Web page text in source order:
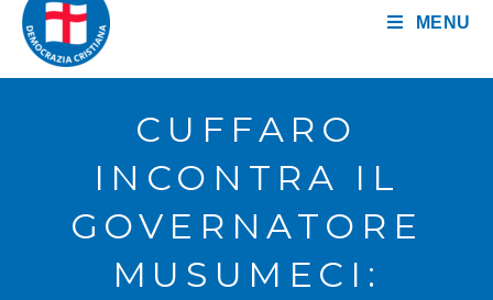
MENU
CUFFARO
INCONTRA IL
GOVERNATORE
MUSUMECI: